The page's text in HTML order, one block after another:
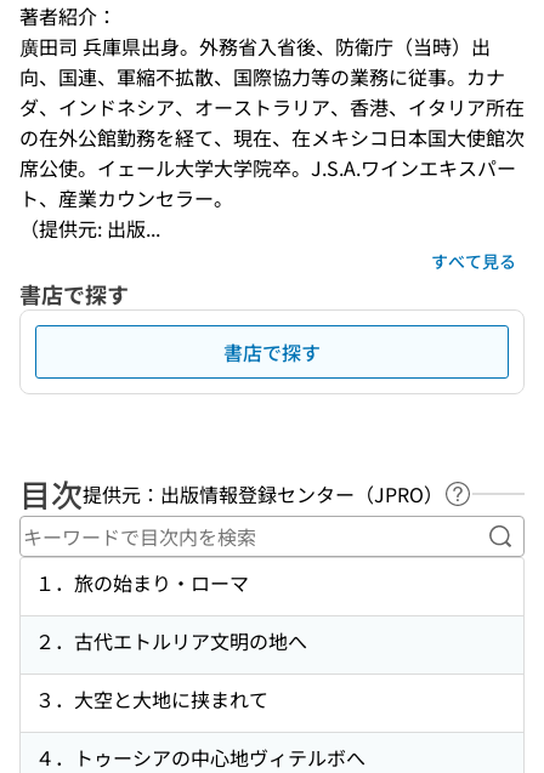
著者紹介：
廣田司 兵庫県出身。外務省入省後、防衛庁（当時）出
向、国連、軍縮不拡散、国際協力等の業務に従事。カナ
ダ、インドネシア、オーストラリア、香港、イタリア所在
の在外公館勤務を経て、現在、在メキシコ日本国大使館次
席公使。イェール大学大学院卒。J.S.A.ワインエキスパー
ト、産業カウンセラー。
（提供元: 出版...
すべて見る
書店で探す
書店で探す
目次提供元：出版情報登録センター（JPRO）
ヘルプペ
キ
１．旅の始まり・ローマ
２．古代エトルリア文明の地へ
３．大空と大地に挟まれて
４．トゥーシアの中心地ヴィテルボへ